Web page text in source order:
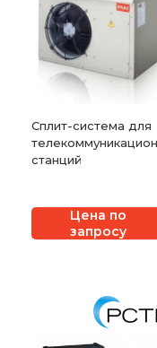
Сплит-система для
станций
Цена по
запросу